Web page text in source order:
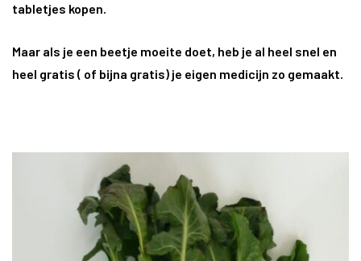
tabletjes kopen.
Maar als je een beetje moeite doet, heb je al heel snel en
heel gratis ( of bijna gratis) je eigen medicijn zo gemaakt.